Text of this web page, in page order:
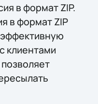
в формат ZIP.
в формат ZIP
клиентами